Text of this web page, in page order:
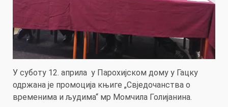
У суботу 12. априла у Парохијском дому у Гацку
одржана је промоција књиге „Свједочанства о
временима и људима“ мр Момчила Голијанина.